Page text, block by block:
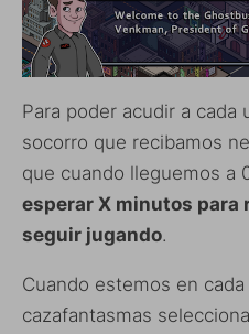
Para poder acudir a cada
socorro que recibamos
que cuando lleguemos a
esperar X minutos para
seguir jugando.
Cuando estemos en
cazafantasmas